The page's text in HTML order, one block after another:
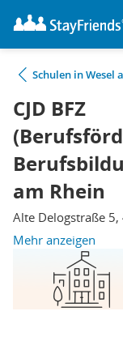
Schulen in Wesel
CJD BFZ
am Rhein
Alte Delogstraße 5,
Mehr anzeigen